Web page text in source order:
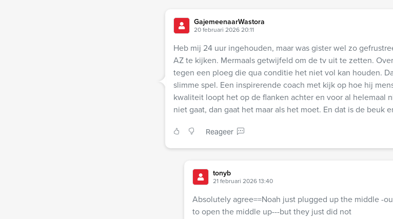
GajemeenaarWastora
20 februari 2026 20:11
Heb mij 24 uur ingehouden, maar was gister wel zo
AZ te kijken. Mermaals getwijfeld om de tv uit te zetten.
tegen een ploeg die qua conditie het niet vol kan houden.
slimme spel. Een inspirerende coach met kijk op hoe hij
kwaliteit loopt het op de flanken achter en voor al helemaal
niet gaat, dan gaat het maar als het moet. En dat is de beuk
Reageer
tonyb
21 februari 2026 13:40
Absolutely agree==Noah just plugged up the middle -
to open the middle up---but they just did not